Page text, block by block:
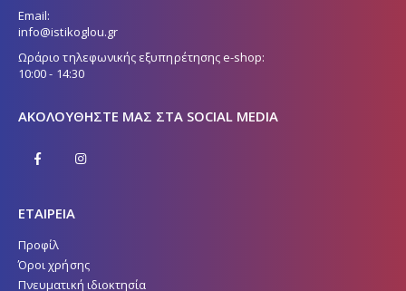
Email:
info@istikoglou.gr
Ωράριο τηλεφωνικής εξυπηρέτησης e-shop:
Προφίλ
Όροι χρήσης